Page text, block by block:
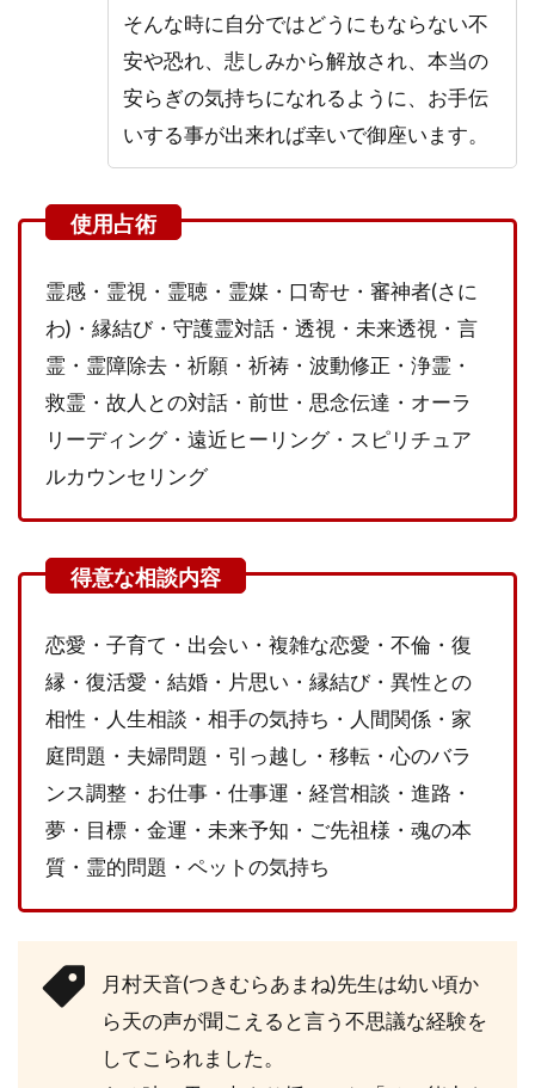
(つき
むら
ね)先
生の
残念
な口
ミ・
評判
2.2
(つき
むら
生の
良い
口コ
ミ・
評判
2.3
口コ
評判
村天
音(つ
そんな時に自分ではどうにもならない不
安や恐れ、悲しみから解放され、本当の
安らぎの気持ちになれるように、お手伝
いする事が出来れば幸いで御座います。
霊感・霊視・霊聴・霊媒・口寄せ・審神者(さに
わ)・縁結び・守護霊対話・透視・未来透視・言
霊・霊障除去・祈願・祈祷・波動修正・浄霊・
救霊・故人との対話・前世・思念伝達・オーラ
リーディング・遠近ヒーリング・スピリチュア
ルカウンセリング
恋愛・子育て・出会い・複雑な恋愛・不倫・復
縁・復活愛・結婚・片思い・縁結び・異性との
相性・人生相談・相手の気持ち・人間関係・家
庭問題・夫婦問題・引っ越し・移転・心のバラ
ンス調整・お仕事・仕事運・経営相談・進路・
夢・目標・金運・未来予知・ご先祖様・魂の本
質・霊的問題・ペットの気持ち
月村天音(つきむらあまね)先生は幼い頃か
ら天の声が聞こえると言う不思議な経験を
してこられました。